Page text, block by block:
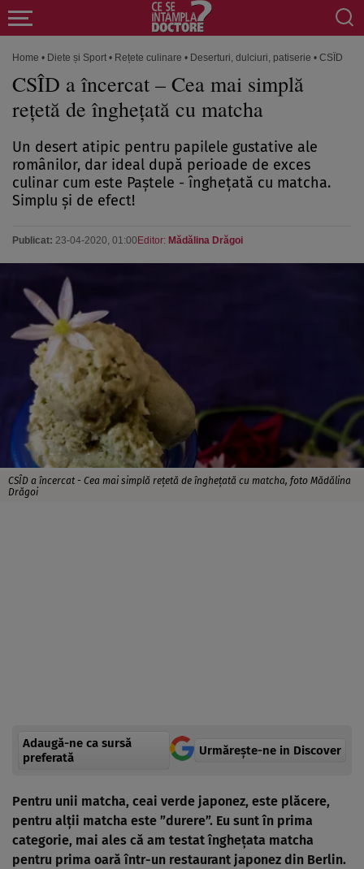
Home • Diete și Sport • Rețete culinare • Deserturi, dulciuri, patiserie • CSÎD a
CSÎD a încercat – Cea mai simplă
reţetă de îngheţată cu matcha
Un desert atipic pentru papilele gustative ale
românilor, dar ideal după perioade de exces
culinar cum este Paştele - îngheţată cu matcha.
Simplu şi de efect!
Publicat: 23-04-2020, 01:00 Editor: Mădălina Drăgoi
CSÎD a încercat - Cea mai simplă reţetă de îngheţată cu matcha, foto Mădălina
Drăgoi
Adaugă-ne ca sursă
preferată
Urmărește-ne in Discover
Pentru unii matcha, ceai verde japonez, este plăcere,
pentru alţii matcha este ”durere”. Eu sunt în prima
categorie, mai ales că am testat îngheţata matcha
pentru prima oară într-un restaurant japonez din Berlin.